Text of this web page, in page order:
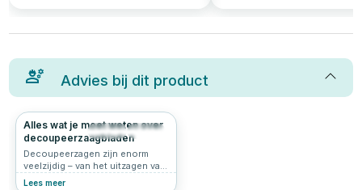
Advies bij dit product
533 4.6
Alles wat je moet weten over
decoupeerzaagbladen
Decoupeerzagen zijn enorm
veelzijdig – van het uitzagen van
vormen in hout tot het netjes
Lees meer